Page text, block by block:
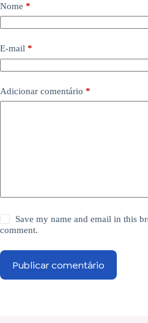
Nome *
E-mail *
Adicionar comentário *
Save my name and email in this
comment.
Publicar comentário